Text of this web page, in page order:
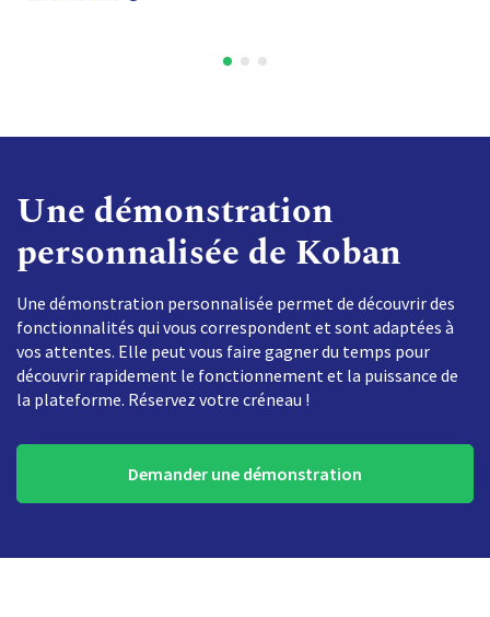
Une démonstration
personnalisée de Koban
Une démonstration personnalisée permet de découvrir des
fonctionnalités qui vous correspondent et sont adaptées à
vos attentes. Elle peut vous faire gagner du temps pour
découvrir rapidement le fonctionnement et la puissance de
la plateforme. Réservez votre créneau !
Demander une démonstration